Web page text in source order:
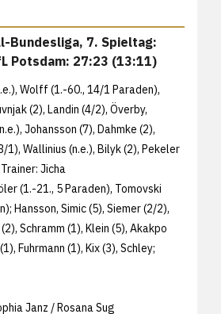
Bundesliga, 7. Spieltag:
Potsdam: 27:23 (13:11)
Wolff (1.-60., 14/1 Paraden),
(2), Landin (4/2), Överby,
Johansson (7), Dahmke (2),
1), Wallinius (n.e.), Bilyk (2), Pekeler
Jicha
(1.-21., 5 Paraden), Tomovski
Hansson, Simic (5), Siemer (2/2),
Schramm (1), Klein (5), Akakpo
Fuhrmann (1), Kix (3), Schley;
Janz / Rosana Sug